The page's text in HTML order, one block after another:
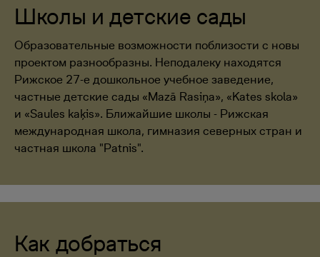
Школы и детские сады
Образовательные возможности поблизости с новы
проектом разнообразны. Неподалеку находятся
Рижское 27-е дошкольное учебное заведение,
частные детские сады «Mazā Rasiņa», «Kates skola»
и «Saules kaķis». Ближайшие школы - Рижская
международная школа, гимназия северных стран и
частная школа "Patnis".
Как добраться